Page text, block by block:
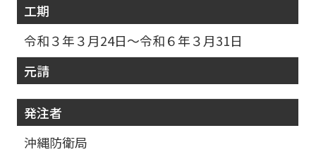
工期
令和３年３月24日～令和６年３月31日
元請
発注者
沖縄防衛局